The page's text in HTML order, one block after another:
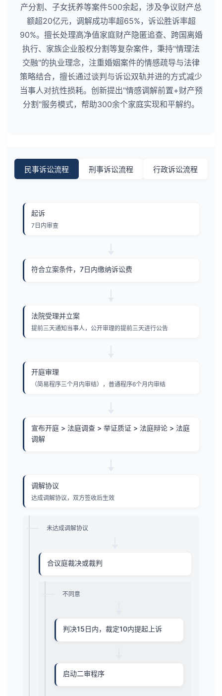
产分割、子女抚养等案件500余起，涉及争议财产总
额超20亿元，调解成功率超65%，诉讼胜诉率超
90%。擅长处理高净值家庭财产隐匿追查、跨国离婚
执行、家族企业股权分割等复杂案件，秉持"情理法
交融"的执业理念，注重婚姻案件的情感疏导与法律
策略结合，擅长通过谈判与诉讼双轨并进的方式减少
当事人对抗性损耗。创新提出"情感调解前置+财产预
分割"服务模式，帮助300余个家庭实现和平解约。
民事诉讼流程 刑事诉讼流程 行政诉讼流程
起诉
7日内审查
符合立案条件，7日内缴纳诉讼费
法院受理并立案
提前三天通知当事人，公开审理的提前三天进行公告
开庭审理
（简易程序三个月内审结），普通程序6个月内审结
宣布开庭 > 法庭调查 > 举证质证 > 法庭辩论 > 法庭
调解
调解协议
达成调解协议，双方签收后生效
未达成调解协议
合议庭裁决或裁判
不同意
判决15日内，裁定10内提起上诉
启动二审程序